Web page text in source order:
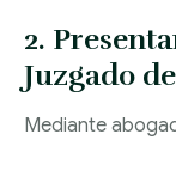
2.
Juzgado
Mediante